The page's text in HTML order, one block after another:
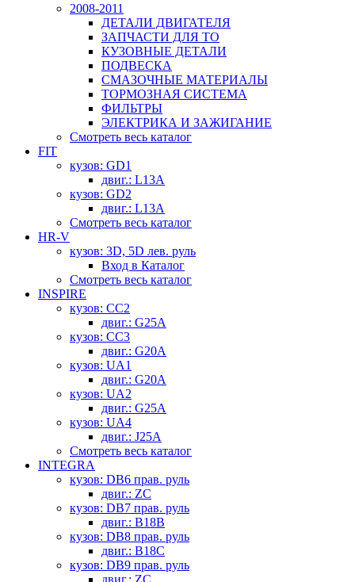
2008-2011
ДЕТАЛИ ДВИГАТЕЛЯ
ЗАПЧАСТИ ДЛЯ ТО
КУЗОВНЫЕ ДЕТАЛИ
ПОДВЕСКА
СМАЗОЧНЫЕ МАТЕРИАЛЫ
ТОРМОЗНАЯ СИСТЕМА
ФИЛЬТРЫ
ЭЛЕКТРИКА И ЗАЖИГАНИЕ
Смотреть весь каталог
FIT
кузов: GD1
двиг.: L13A
кузов: GD2
двиг.: L13A
Смотреть весь каталог
HR-V
кузов: 3D, 5D лев. руль
Вход в Каталог
Смотреть весь каталог
INSPIRE
кузов: CC2
двиг.: G25A
кузов: CC3
двиг.: G20A
кузов: UA1
двиг.: G20A
кузов: UA2
двиг.: G25A
кузов: UA4
двиг.: J25A
Смотреть весь каталог
INTEGRA
кузов: DB6 прав. руль
двиг.: ZC
кузов: DB7 прав. руль
двиг.: B18B
кузов: DB8 прав. руль
двиг.: B18C
кузов: DB9 прав. руль
двиг.: ZC